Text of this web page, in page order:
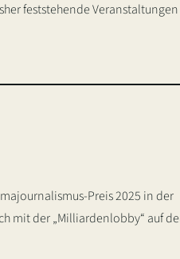
feststehende
Preis 2025 in der
mit der „Milliardenlobby“ auf